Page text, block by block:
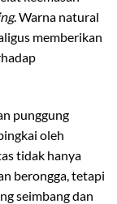
. Warna natural
memberikan
punggung
oleh
tidak hanya
berongga, tetapi
seimbang dan